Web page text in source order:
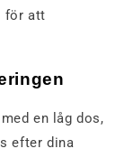
för att
en låg dos,
efter dina